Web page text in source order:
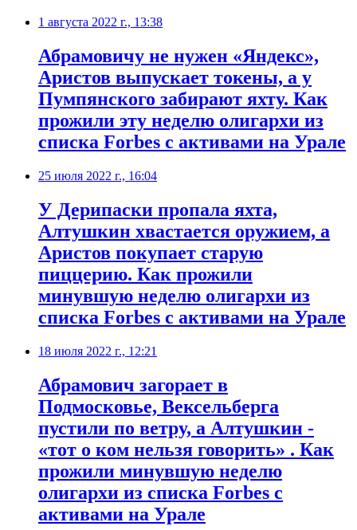
1 августа 2022 г., 13:38
​Абрамовичу не нужен «Яндекс»,
Аристов выпускает токены, а у
Пумпянского забирают яхту. Как
прожили эту неделю олигархи из
списка Forbes c активами на Урале
25 июля 2022 г., 16:04
​У Дерипаски пропала яхта,
Алтушкин хвастается оружием, а
Аристов покупает старую
пиццерию. Как прожили
минувшую неделю олигархи из
списка Forbes с активами на Урале
18 июля 2022 г., 12:21
​Абрамович загорает в
Подмосковье, Вексельберга
пустили по ветру, а Алтушкин -
«тот о ком нельзя говорить» . Как
прожили минувшую неделю
олигархи из списка Forbes с
активами на Урале